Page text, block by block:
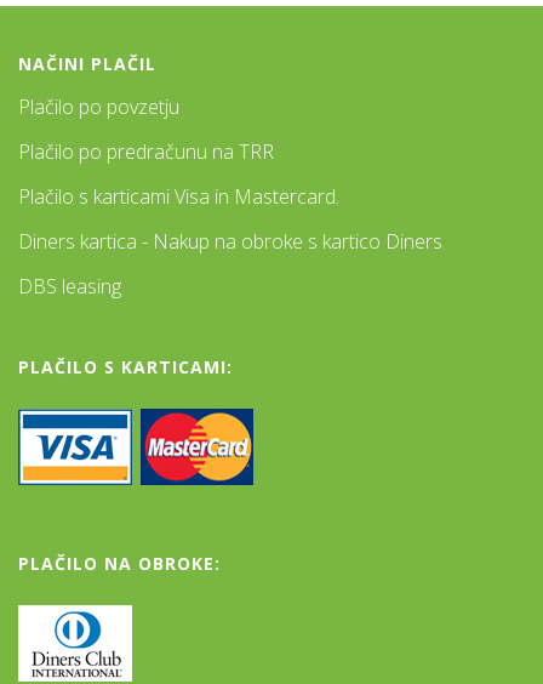
NAČINI PLAČIL
Plačilo po povzetju
Plačilo po predračunu na TRR
Plačilo s karticami Visa in Mastercard.
Diners kartica - Nakup na obroke s kartico Diners
DBS leasing
PLAČILO S KARTICAMI:
PLAČILO NA OBROKE: